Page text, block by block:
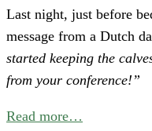
Last night, just before
message from a Dutch
started keeping the
from your conference!”
Read more…